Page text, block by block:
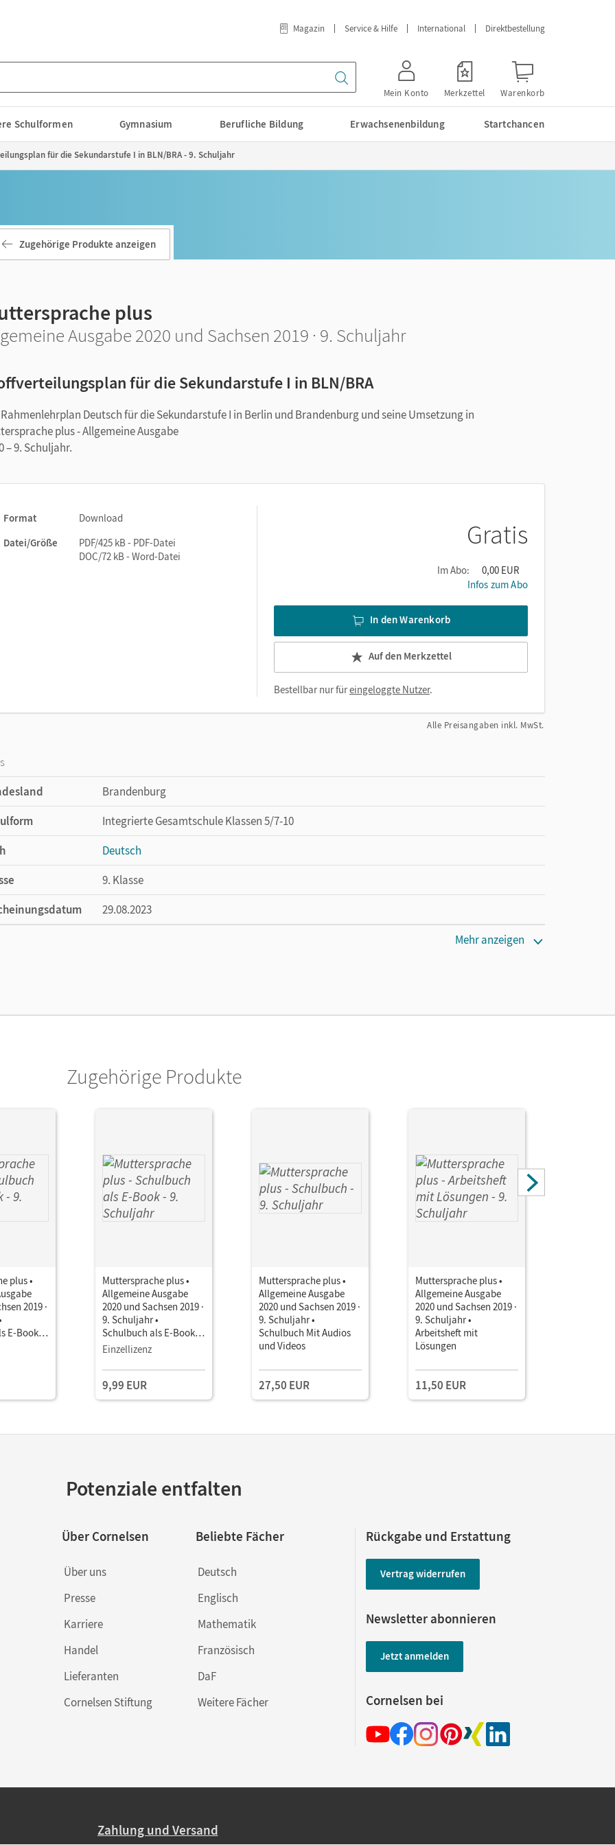
Magazin Service & Hilfe International Direktbestellung
Mein Konto Merkzettel Warenkorb
Schulformen Gymnasium Berufliche Bildung Erwachsenenbildung Startchancen
für die Sekundarstufe I in BLN/BRA - 9. Schuljahr
Zugehörige Produkte anzeigen
plus
Ausgabe 2020 und Sachsen 2019 · 9. Schuljahr
für die Sekundarstufe I in BLN/BRA
Deutsch für die Sekundarstufe I in Berlin und Brandenburg und seine Umsetzung in
plus - Allgemeine Ausgabe
– 9. Schuljahr.
Format
Download
Datei/Größe
PDF/425 kB - PDF-Datei
DOC/72 kB - Word-Datei
Gratis
Im Abo:
0,00 EUR
Infos zum Abo
In den Warenkorb
Auf den Merkzettel
Bestellbar nur füreingeloggte Nutzer.
Alle Preisangaben inkl. MwSt.
Brandenburg
Integrierte Gesamtschule Klassen 5/7-10
Deutsch
9. Klasse
29.08.2023
Mehr anzeigen
Zugehörige Produkte
plus •
2019 ·
E-Book
Muttersprache plus •
Allgemeine Ausgabe
2020 und Sachsen 2019 ·
9. Schuljahr •
Schulbuch als E-Book
Mit Medien
Einzellizenz
9,99 EUR
Muttersprache plus •
Allgemeine Ausgabe
2020 und Sachsen 2019 ·
9. Schuljahr •
Schulbuch Mit Audios
und Videos
27,50 EUR
Muttersprache plus •
Allgemeine Ausgabe
2020 und Sachsen 2019 ·
9. Schuljahr •
Arbeitsheft mit
Lösungen
11,50 EUR
Potenziale entfalten
Über Cornelsen
Über uns
Presse
Karriere
Handel
Lieferanten
Cornelsen Stiftung
Beliebte Fächer
Deutsch
Englisch
Mathematik
Französisch
DaF
Weitere Fächer
Rückgabe und Erstattung
Vertrag widerrufen
Newsletter abonnieren
Jetzt anmelden
Cornelsen bei
Zahlung und Versand